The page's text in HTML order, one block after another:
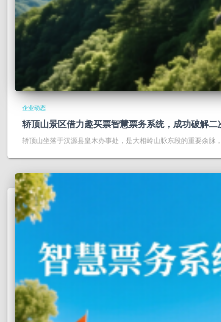
企业动态
轿顶山景区借力趣买票智慧票务系统，成功破解
轿顶山坐落于汉源县皇木办事处，是大相岭山脉东段的重要余脉